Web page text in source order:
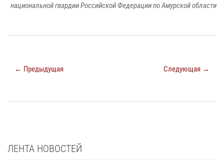
национальной гвардии Российской Федерации по Амурской области
← Предыдущая Следующая →
ЛЕНТА НОВОСТЕЙ